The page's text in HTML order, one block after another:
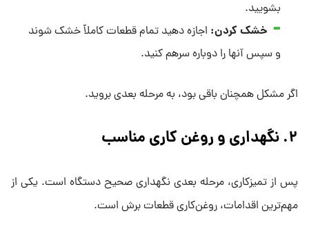
بشویید.
خشک کردن: اجازه دهید تمام قطعات کاملاً خشک شوند
و سپس آنها را دوباره سرهم کنید.
اگر مشکل همچنان باقی بود، به مرحله بعدی بروید.
۲. نگهداری و روغن‌ کاری مناسب
پس از تمیزکاری، مرحله بعدی نگهداری صحیح دستگاه است. یکی از
مهم‌ترین اقدامات، روغن‌کاری قطعات برش است.